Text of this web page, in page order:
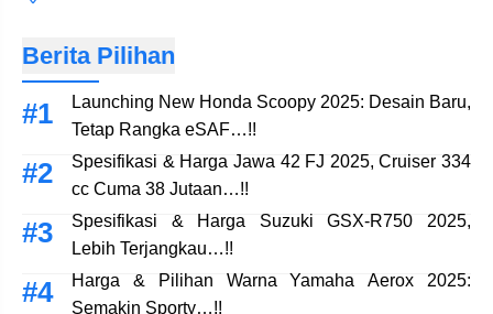
Berita Pilihan
Launching New Honda Scoopy 2025: Desain Baru,
Tetap Rangka eSAF…!!
Spesifikasi & Harga Jawa 42 FJ 2025, Cruiser 334
cc Cuma 38 Jutaan…!!
Spesifikasi & Harga Suzuki GSX-R750 2025,
Lebih Terjangkau…!!
Harga & Pilihan Warna Yamaha Aerox 2025:
Semakin Sporty…!!